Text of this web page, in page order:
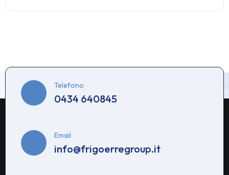
Telefono
0434 640845
Email
info@frigoerregroup.it